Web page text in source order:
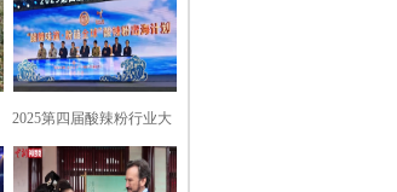
2025第四届酸辣粉行业大
会在河南开封举行